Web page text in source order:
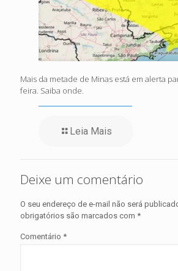
Mais da metade de Minas está em alerta
feira. Saiba onde.
Leia Mais
Deixe um comentário
O seu endereço de e-mail não será
obrigatórios são marcados com *
Comentário *